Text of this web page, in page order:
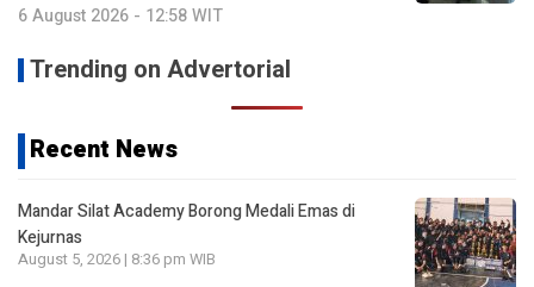
6 August 2026 - 12:58 WIT
Trending on Advertorial
Recent News
Mandar Silat Academy Borong Medali Emas di
Kejurnas
August 5, 2026 | 8:36 pm WIB